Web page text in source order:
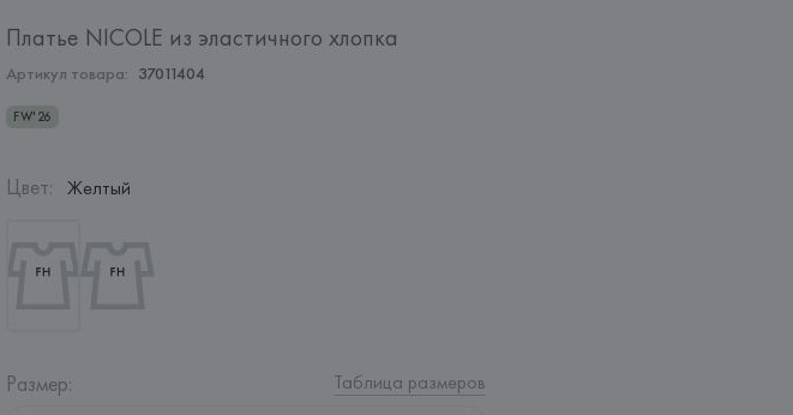
Платье NICOLE из эластичного хлопка
Артикул товара: 37011404
FW'26
Цвет: Желтый
Размер: Таблица размеров